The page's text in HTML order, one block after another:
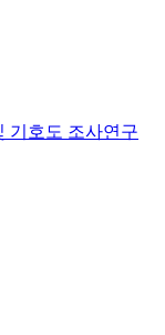
기호도 조사연구